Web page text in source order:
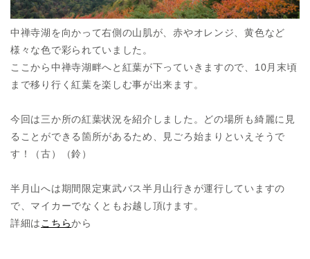
中禅寺湖を向かって右側の山肌が、赤やオレンジ、黄色など
様々な色で彩られていました。
ここから中禅寺湖畔へと紅葉が下っていきますので、10月末頃
まで移り行く紅葉を楽しむ事が出来ます。
今回は三か所の紅葉状況を紹介しました。どの場所も綺麗に見
ることができる箇所があるため、見ごろ始まりといえそうで
す！（古）（鈴）
半月山へは期間限定東武バス半月山行きが運行していますの
で、マイカーでなくともお越し頂けます。
詳細はこちらから